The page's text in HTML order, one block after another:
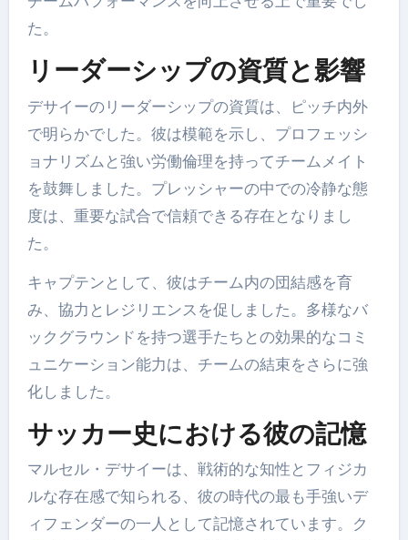
た。
リーダーシップの資質と影響
デサイーのリーダーシップの資質は、ピッチ内外
で明らかでした。彼は模範を示し、プロフェッシ
ョナリズムと強い労働倫理を持ってチームメイト
を鼓舞しました。プレッシャーの中での冷静な態
度は、重要な試合で信頼できる存在となりまし
た。
キャプテンとして、彼はチーム内の団結感を育
み、協力とレジリエンスを促しました。多様なバ
ックグラウンドを持つ選手たちとの効果的なコミ
ュニケーション能力は、チームの結束をさらに強
化しました。
サッカー史における彼の記憶
マルセル・デサイーは、戦術的な知性とフィジカ
ルな存在感で知られる、彼の時代の最も手強いデ
ィフェンダーの一人として記憶されています。ク